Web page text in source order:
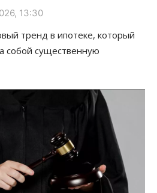
13:30
тренд в ипотеке, который
собой существенную